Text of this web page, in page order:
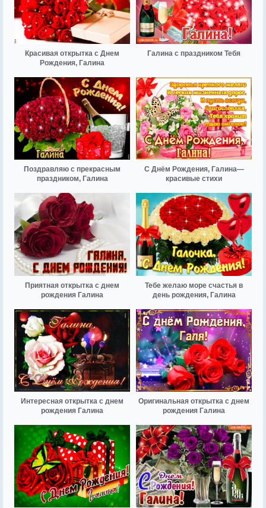
Красивая открытка с Днем
Рождения, Галина
Галина с праздником Тебя
Поздравляю с прекрасным
праздником, Галина
С Днём Рождения, Галина—
красивые стихи
Приятная открытка с днем
рождения Галина
Тебе желаю море счастья в
день рождения, Галина
Интересная открытка с днем
рождения Галина
Оригинальная открытка с днем
рождения Галина